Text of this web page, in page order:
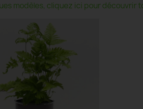
modèles, cliquez ici pour découvrir